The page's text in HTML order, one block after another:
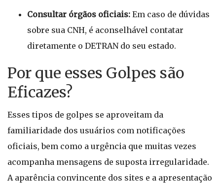
Consultar órgãos oficiais: Em caso de dúvidas
sobre sua CNH, é aconselhável contatar
diretamente o DETRAN do seu estado.
Por que esses Golpes são
Eficazes?
Esses tipos de golpes se aproveitam da
familiaridade dos usuários com notificações
oficiais, bem como a urgência que muitas vezes
acompanha mensagens de suposta irregularidade.
A aparência convincente dos sites e a apresentação